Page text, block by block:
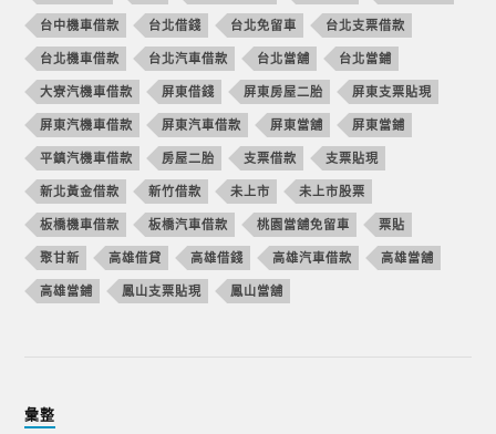
台中機車借款 台北借錢 台北免留車 台北支票借款
台北機車借款 台北汽車借款 台北當舖 台北當鋪
大寮汽機車借款 屏東借錢 屏東房屋二胎 屏東支票貼現
屏東汽機車借款 屏東汽車借款 屏東當舖 屏東當鋪
平鎮汽機車借款 房屋二胎 支票借款 支票貼現
新北黃金借款 新竹借款 未上市 未上市股票
板橋機車借款 板橋汽車借款 桃園當舖免留車 票貼
聚甘新 高雄借貸 高雄借錢 高雄汽車借款 高雄當舖
高雄當鋪 鳳山支票貼現 鳳山當舖
彙整